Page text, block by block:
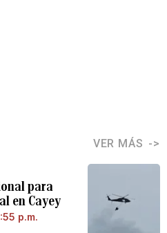
VER MÁS
para
en Cayey
p.m.